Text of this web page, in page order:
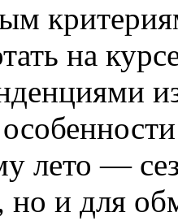
на
лето —
и для